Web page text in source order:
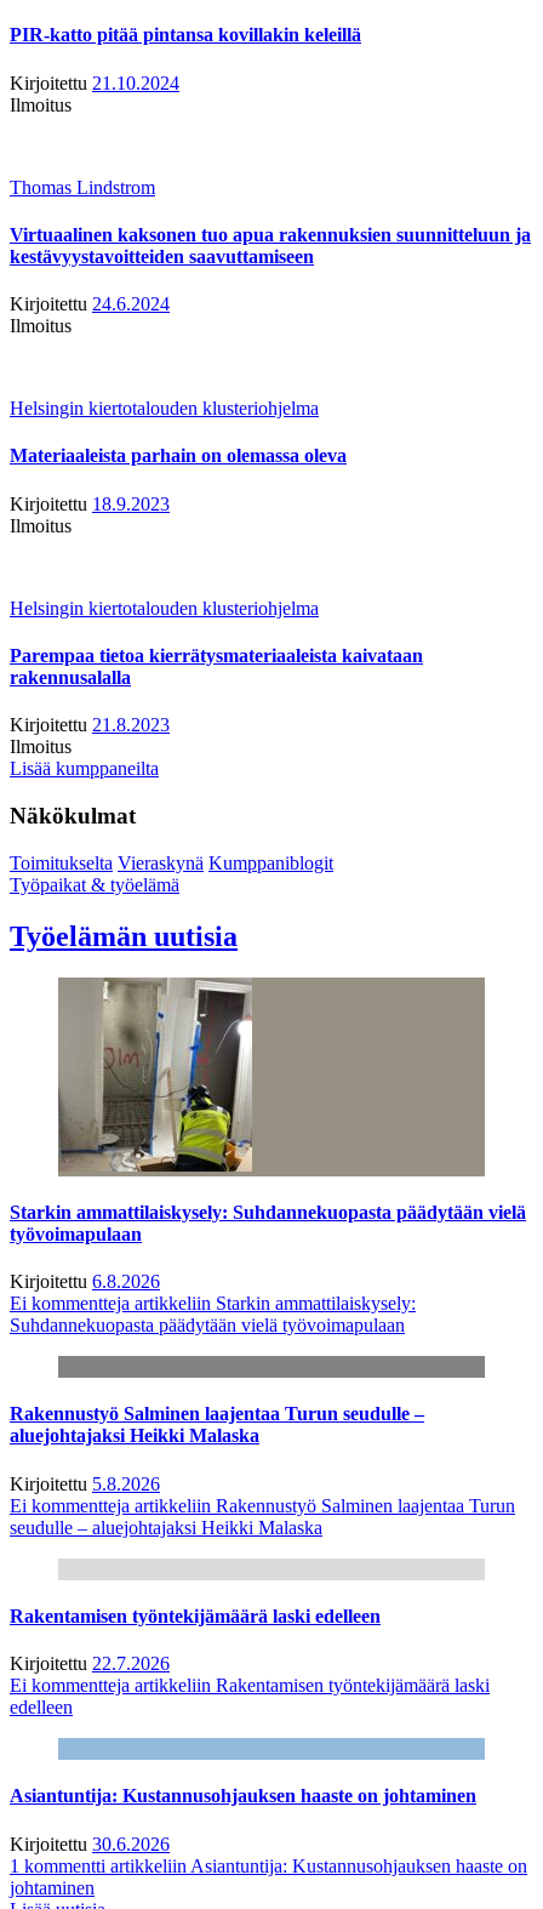
PIR-katto pitää pintansa kovillakin keleillä
Kirjoitettu 21.10.2024
Ilmoitus
Thomas Lindstrom
Virtuaalinen kaksonen tuo apua rakennuksien suunnitteluun ja
kestävyystavoitteiden saavuttamiseen
Kirjoitettu 24.6.2024
Ilmoitus
Helsingin kiertotalouden klusteriohjelma
Materiaaleista parhain on olemassa oleva
Kirjoitettu 18.9.2023
Ilmoitus
Helsingin kiertotalouden klusteriohjelma
Parempaa tietoa kierrätysmateriaaleista kaivataan
rakennusalalla
Kirjoitettu 21.8.2023
Ilmoitus
Lisää kumppaneilta
Näkökulmat
Toimitukselta Vieraskynä Kumppaniblogit
Työpaikat & työelämä
Työelämän uutisia
Starkin ammattilaiskysely: Suhdannekuopasta päädytään vielä
työvoimapulaan
Kirjoitettu 6.8.2026
Ei kommentteja artikkeliin Starkin ammattilaiskysely:
Suhdannekuopasta päädytään vielä työvoimapulaan
Rakennustyö Salminen laajentaa Turun seudulle –
aluejohtajaksi Heikki Malaska
Kirjoitettu 5.8.2026
Ei kommentteja artikkeliin Rakennustyö Salminen laajentaa Turun
seudulle – aluejohtajaksi Heikki Malaska
Rakentamisen työntekijämäärä laski edelleen
Kirjoitettu 22.7.2026
Ei kommentteja artikkeliin Rakentamisen työntekijämäärä laski
edelleen
Asiantuntija: Kustannusohjauksen haaste on johtaminen
Kirjoitettu 30.6.2026
1 kommentti artikkeliin Asiantuntija: Kustannusohjauksen haaste on
johtaminen